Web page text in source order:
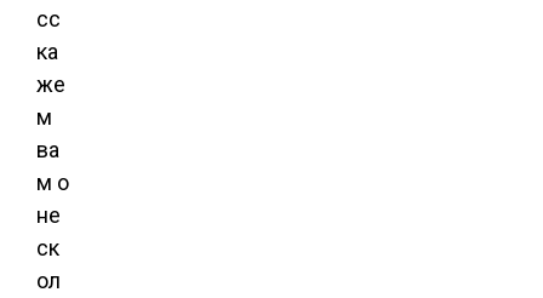
сс
ка
же
м
ва
м о
не
ск
ол